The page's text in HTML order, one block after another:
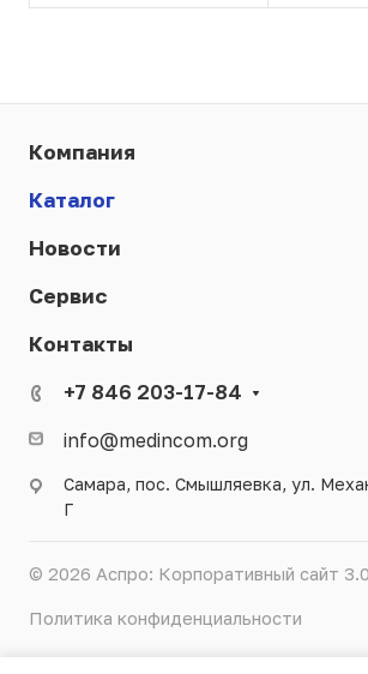
Компания
Каталог
Новости
Сервис
Контакты
+7 846 203-17-84
info@medincom.org
Самара, пос. Смышляевка, ул.
Г
© 2026 Аспро: Корпоративный сайт 3.0
Политика конфиденциальности